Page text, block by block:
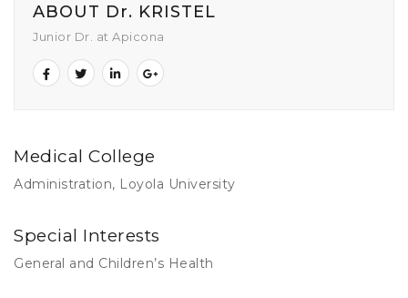
ABOUT Dr. KRISTEL
Junior Dr. at Apicona
Medical College
Administration, Loyola University
Special Interests
General and Children’s Health